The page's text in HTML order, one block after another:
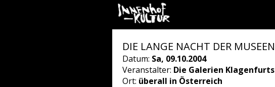
DIE LANGE NACHT DER MUSEEN
Datum: Sa, 09.10.2004
Veranstalter: Die Galerien Klagenfurts
Ort: überall in Österreich